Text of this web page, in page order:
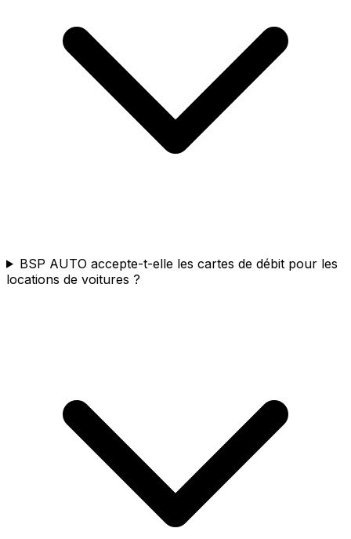
BSP AUTO accepte-t-elle les cartes de débit pour les
locations de voitures ?